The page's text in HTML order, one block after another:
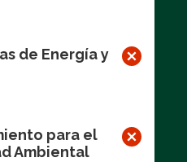
de Energía y
para el
Ambiental